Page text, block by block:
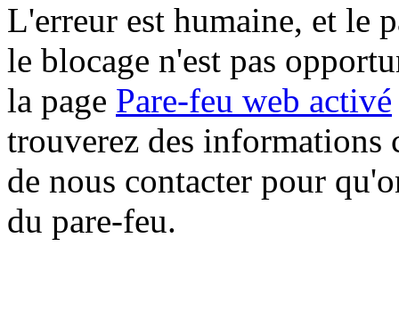
L'erreur est humaine, et le
le blocage n'est pas
la page Pare-feu web activé
trouverez des informations
de nous contacter pour
du pare-feu.